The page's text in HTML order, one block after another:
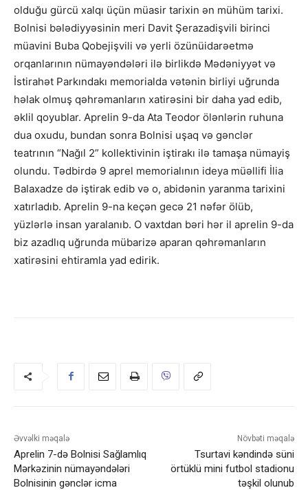
olduğu gürcü xalqı üçün müasir tarixin ən mühüm tarixi.
Bolnisi bələdiyyəsinin meri Davit Şerazadişvili birinci
müavini Buba Qobejişvili və yerli özünüidarəetmə
orqanlarının nümayəndələri ilə birlikdə Mədəniyyət və
İstirahət Parkındakı memorialda vətənin birliyi uğrunda
həlak olmuş qəhrəmanların xatirəsini bir daha yad edib,
əklil qoyublar. Aprelin 9-da Ata Teodor ölənlərin ruhuna
dua oxudu, bundan sonra Bolnisi uşaq və gənclər
teatrının “Nağıl 2” kollektivinin iştirakı ilə tamaşa nümayiş
olundu. Tədbirdə 9 aprel memorialının ideya müəllifi İlia
Balaxadze də iştirak edib və o, abidənin yaranma tarixini
xatırladıb. Aprelin 9-na keçən gecə 21 nəfər ölüb,
yüzlərlə insan yaralanıb. O vaxtdan bəri hər il aprelin 9-da
biz azadlıq uğrunda mübarizə aparan qəhrəmanların
xatirəsini ehtiramla yad edirik.
Əvvəlki məqalə
Aprelin 7-də Bolnisi Sağlamlıq
Mərkəzinin nümayəndələri
Bolnisinin gənclər icma
Növbəti məqalə
Tsurtavi kəndində süni
örtüklü mini futbol stadionu
təşkil olunub